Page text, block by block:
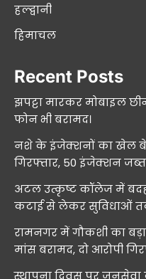
हल्द्वानी
हिमाचल
Recent Posts
झपट्टा मारकर मोबाइल
फोन भी बरामद।
नशे के इंजेक्शनों का खेल
गिरफ्तार, 50 इंजेक्शन
अटल उत्कृष्ट कॉलेज में
कटाई से लेकर सुविधाओं
रामनगर में गौकशी का बड़ा
मांस बरामद, दो आरोपी
स्थापना दिवस पर